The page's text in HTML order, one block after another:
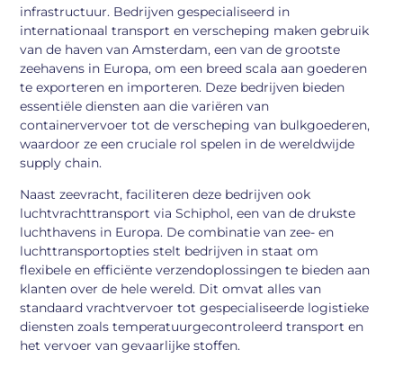
infrastructuur. Bedrijven gespecialiseerd in
internationaal transport en verscheping maken gebruik
van de haven van Amsterdam, een van de grootste
zeehavens in Europa, om een breed scala aan goederen
te exporteren en importeren. Deze bedrijven bieden
essentiële diensten aan die variëren van
containervervoer tot de verscheping van bulkgoederen,
waardoor ze een cruciale rol spelen in de wereldwijde
supply chain.
Naast zeevracht, faciliteren deze bedrijven ook
luchtvrachttransport via Schiphol, een van de drukste
luchthavens in Europa. De combinatie van zee- en
luchttransportopties stelt bedrijven in staat om
flexibele en efficiënte verzendoplossingen te bieden aan
klanten over de hele wereld. Dit omvat alles van
standaard vrachtvervoer tot gespecialiseerde logistieke
diensten zoals temperatuurgecontroleerd transport en
het vervoer van gevaarlijke stoffen.